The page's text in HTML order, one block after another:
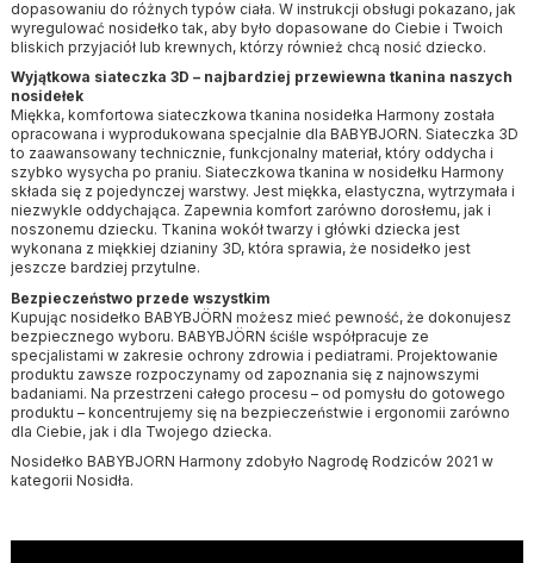
dopasowaniu do różnych typów ciała. W instrukcji obsługi pokazano, jak
wyregulować nosidełko tak, aby było dopasowane do Ciebie i Twoich
bliskich przyjaciół lub krewnych, którzy również chcą nosić dziecko.
Wyjątkowa siateczka 3D – najbardziej przewiewna tkanina naszych
nosidełek
Miękka, komfortowa siateczkowa tkanina nosidełka Harmony została
opracowana i wyprodukowana specjalnie dla BABYBJORN. Siateczka 3D
to zaawansowany technicznie, funkcjonalny materiał, który oddycha i
szybko wysycha po praniu. Siateczkowa tkanina w nosidełku Harmony
składa się z pojedynczej warstwy. Jest miękka, elastyczna, wytrzymała i
niezwykle oddychająca. Zapewnia komfort zarówno dorosłemu, jak i
noszonemu dziecku. Tkanina wokół twarzy i główki dziecka jest
wykonana z miękkiej dzianiny 3D, która sprawia, że nosidełko jest
jeszcze bardziej przytulne.
Bezpieczeństwo przede wszystkim
Kupując nosidełko BABYBJÖRN możesz mieć pewność, że dokonujesz
bezpiecznego wyboru. BABYBJÖRN ściśle współpracuje ze
specjalistami w zakresie ochrony zdrowia i pediatrami. Projektowanie
produktu zawsze rozpoczynamy od zapoznania się z najnowszymi
badaniami. Na przestrzeni całego procesu – od pomysłu do gotowego
produktu – koncentrujemy się na bezpieczeństwie i ergonomii zarówno
dla Ciebie, jak i dla Twojego dziecka.
Nosidełko BABYBJORN Harmony zdobyło Nagrodę Rodziców 2021 w
kategorii Nosidła.